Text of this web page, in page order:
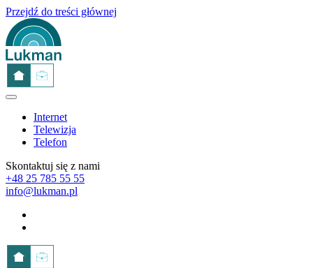
Przejdź do treści głównej
Internet
Telewizja
Telefon
Skontaktuj się z nami
+48 25 785 55 55
info@lukman.pl